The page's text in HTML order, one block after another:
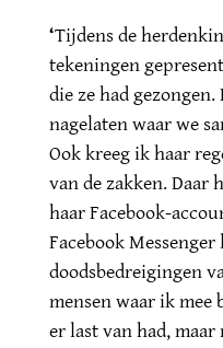
‘Tijdens de
tekeningen
die ze had
nagelaten waar we
Ook kreeg ik haar
van de zakken. Daar
haar Facebook-
Facebook
doodsbedreigingen
mensen waar ik mee
er last van had,